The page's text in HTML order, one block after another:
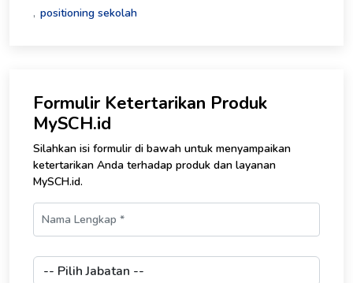
positioning sekolah
Formulir Ketertarikan Produk
MySCH.id
Silahkan isi formulir di bawah untuk menyampaikan
ketertarikan Anda terhadap produk dan layanan
MySCH.id.